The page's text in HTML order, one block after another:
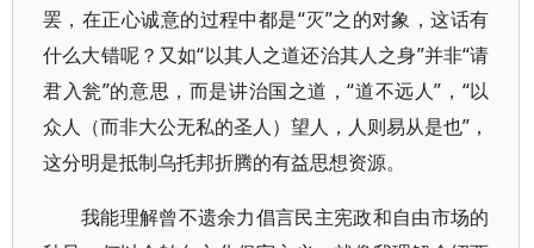
罢，在正心诚意的过程中都是“灭”之的对象，这话有
什么大错呢？又如“以其人之道还治其人之身”并非“请
君入瓮”的意思，而是讲治国之道，“道不远人”，“以
众人（而非大公无私的圣人）望人，人则易从是也”，
这分明是抵制乌托邦折腾的有益思想资源。
我能理解曾不遗余力倡言民主宪政和自由市场的